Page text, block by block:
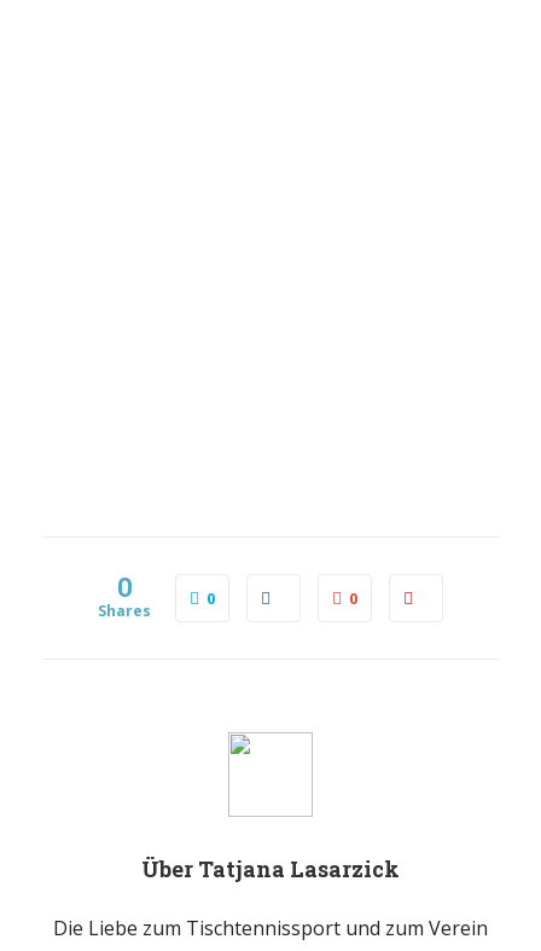
0
Shares
0 0
Über Tatjana Lasarzick
Die Liebe zum Tischtennissport und zum Verein